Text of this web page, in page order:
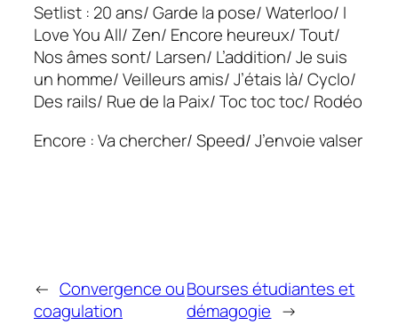
Setlist : 20 ans/ Garde la pose/ Waterloo/ I
Love You All/ Zen/ Encore heureux/ Tout/
Nos âmes sont/ Larsen/ L’addition/ Je suis
un homme/ Veilleurs amis/ J’étais là/ Cyclo/
Des rails/ Rue de la Paix/ Toc toc toc/ Rodéo
Encore : Va chercher/ Speed/ J’envoie valser
← Convergence ou
coagulation
Bourses étudiantes et
démagogie →